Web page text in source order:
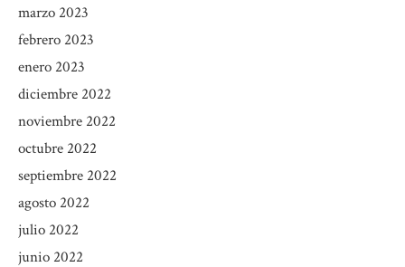
marzo 2023
febrero 2023
enero 2023
diciembre 2022
noviembre 2022
octubre 2022
septiembre 2022
agosto 2022
julio 2022
junio 2022